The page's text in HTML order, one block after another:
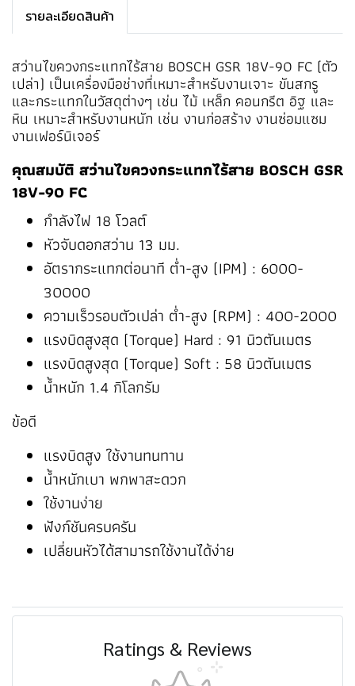
รายละเอียดสินค้า
สว่านไขควงกระแทกไร้สาย BOSCH GSR 18V-90 FC (ตัว
เปล่า) เป็นเครื่องมือช่างที่เหมาะสำหรับงานเจาะ ขันสกรู
และกระแทกในวัสดุต่างๆ เช่น ไม้ เหล็ก คอนกรีต อิฐ และ
หิน เหมาะสำหรับงานหนัก เช่น งานก่อสร้าง งานซ่อมแซม
งานเฟอร์นิเจอร์
คุณสมบัติ สว่านไขควงกระแทกไร้สาย BOSCH GSR
18V-90 FC
กำลังไฟ 18 โวลต์
หัวจับดอกสว่าน 13 มม.
อัตรากระแทกต่อนาที ต่ำ-สูง (IPM) : 6000-
30000
ความเร็วรอบตัวเปล่า ต่ำ-สูง (RPM) : 400-2000
แรงบิดสูงสุด (Torque) Hard : 91 นิวตันเมตร
แรงบิดสูงสุด (Torque) Soft : 58 นิวตันเมตร
น้ำหนัก 1.4 กิโลกรัม
ข้อดี
แรงบิดสูง ใช้งานทนทาน
น้ำหนักเบา พกพาสะดวก
ใช้งานง่าย
ฟังก์ชันครบครัน
เปลี่ยนหัวได้สามารถใช้งานได้ง่าย
Ratings & Reviews